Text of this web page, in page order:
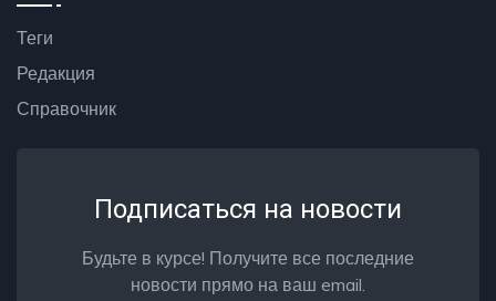
Теги
Редакция
Справочник
Подписаться на новости
Будьте в курсе! Получите все последние
новости прямо на ваш email.